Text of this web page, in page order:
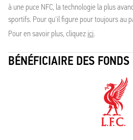
à une puce NFC, la technologie la plus
sportifs. Pour qu'il figure pour toujours au
Pour en savoir plus, cliquez ici.
BÉNÉFICIAIRE DES FONDS